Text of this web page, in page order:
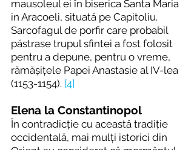
mausoleul ei în biserica Santa Maria
in Aracoeli, situată pe Capitoliu.
Sarcofagul de porfir care probabil
păstrase trupul sfintei a fost folosit
pentru a depune, pentru o vreme,
rămășițele Papei Anastasie al IV-lea
(1153-1154). [4]
Elena la Constantinopol
În contradicție cu această tradiție
occidentală, mai mulți istorici din